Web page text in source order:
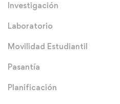
Investigación
Laboratorio
Movilidad Estudiantil
Pasantía
Planificación